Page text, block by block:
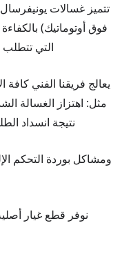
تتميز غسالات يونيفرسال
فوق أوتوماتيك)
التي
مثل: اهتزاز الغسالة
نتيجة انسداد
ومشاكل بوردة التحكم
نوفر قطع غيار